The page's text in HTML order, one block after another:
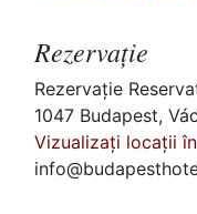
Rezervaţie
Rezervaţie
1047 Budapest,
Vizualizați locații